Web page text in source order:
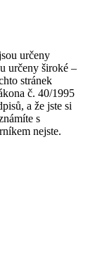
určeny
určeny široké –
stránek
č. 40/1995
a že jste si
s
nejste.